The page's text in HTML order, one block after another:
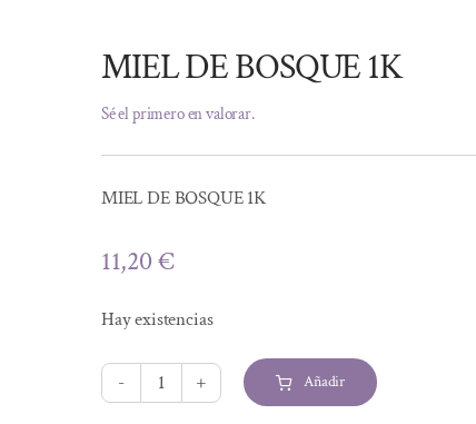
MIEL DE BOSQUE 1K
Sé el primero en valorar.
MIEL DE BOSQUE 1K
11,20€
Hay existencias
MIEL
Añadir